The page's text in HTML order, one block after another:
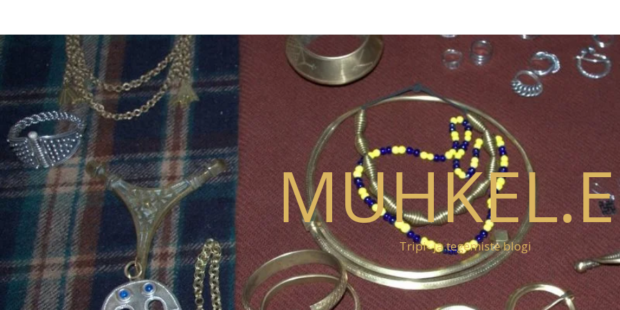
Tripi- ja tegemiste blogi